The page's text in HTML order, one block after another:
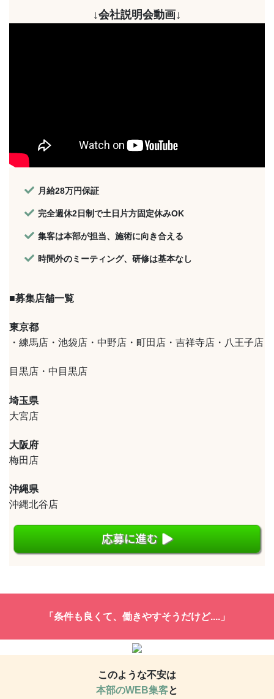
↓会社説明会動画↓
月給28万円保証
完全週休2日制で土日片方固定休みOK
集客は本部が担当、施術に向き合える
時間外のミーティング、研修は基本なし
■募集店舗一覧
東京都
・練馬店・池袋店・中野店・町田店・吉祥寺店・八王子店
目黒店・中目黒店
埼玉県
大宮店
大阪府
梅田店
沖縄県
沖縄北谷店
応募に進む
「条件も良くて、働きやすそうだけど....」
このような不安は
本部のWEB集客と